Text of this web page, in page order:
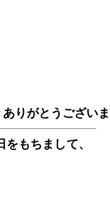
りがとうございま
をもちまして、